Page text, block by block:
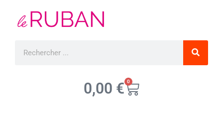
0,00 € 0